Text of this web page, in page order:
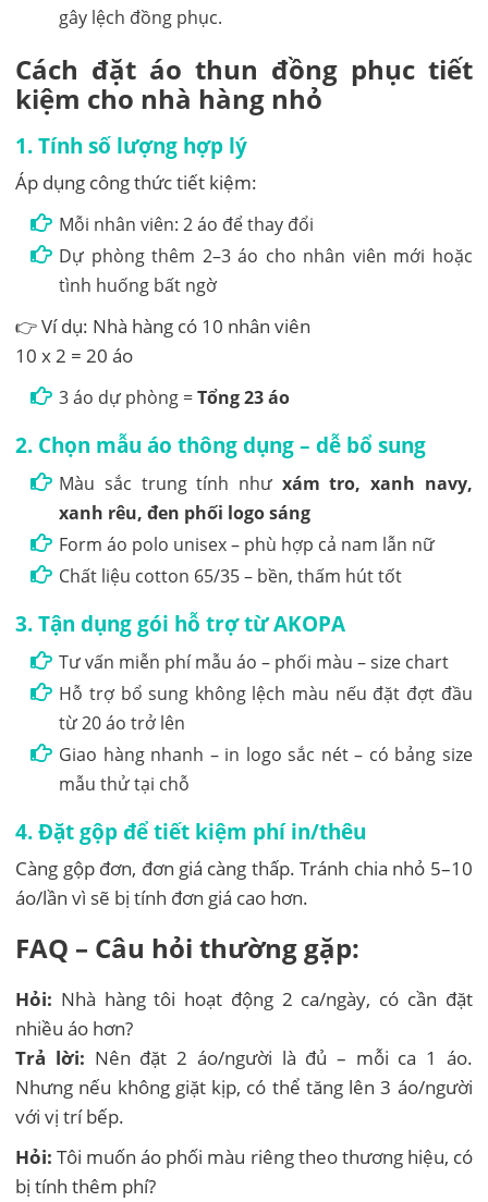
gây lệch đồng phục.
Cách đặt áo thun đồng phục tiết
kiệm cho nhà hàng nhỏ
1.Tính số lượng hợp lý
Áp dụng công thức tiết kiệm:
Mỗi nhân viên: 2 áo để thay đổi
Dự phòng thêm 2–3 áo cho nhân viên mới hoặc
tình huống bất ngờ
👉 Ví dụ: Nhà hàng có 10 nhân viên
10 x 2 = 20 áo
3 áo dự phòng =Tổng 23 áo
2. Chọn mẫu áo thông dụng – dễ bổ sung
Màu sắc trung tính như xám tro, xanh navy,
xanh rêu, đen phối logo sáng
Form áo polo unisex – phù hợp cả nam lẫn nữ
Chất liệu cotton 65/35 – bền, thấm hút tốt
3.Tận dụng gói hỗ trợ từ AKOPA
Tư vấn miễn phí mẫu áo – phối màu – size chart
Hỗ trợ bổ sung không lệch màu nếu đặt đợt đầu
từ 20 áo trở lên
Giao hàng nhanh – in logo sắc nét – có bảng size
mẫu thử tại chỗ
4.Đặt gộp để tiết kiệm phí in/thêu
Càng gộp đơn, đơn giá càng thấp. Tránh chia nhỏ 5–10
áo/lần vì sẽ bị tính đơn giá cao hơn.
FAQ – Câu hỏi thường gặp:
Hỏi: Nhà hàng tôi hoạt động 2 ca/ngày, có cần đặt
nhiều áo hơn?
Trả lời: Nên đặt 2 áo/người là đủ – mỗi ca 1 áo.
Nhưng nếu không giặt kịp, có thể tăng lên 3 áo/người
với vị trí bếp.
Hỏi: Tôi muốn áo phối màu riêng theo thương hiệu, có
bị tính thêm phí?